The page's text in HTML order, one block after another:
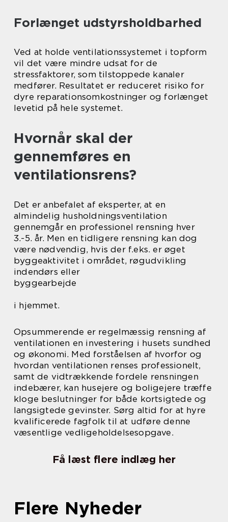
Forlænget udstyrsholdbarhed
Ved at holde ventilationssystemet i topform
vil det være mindre udsat for de
stressfaktorer, som tilstoppede kanaler
medfører. Resultatet er reduceret risiko for
dyre reparationsomkostninger og forlænget
levetid på hele systemet.
Hvornår skal der
gennemføres en
ventilationsrens?
Det er anbefalet af eksperter, at en
almindelig husholdningsventilation
gennemgår en professionel rensning hver
3.-5. år. Men en tidligere rensning kan dog
være nødvendig, hvis der f.eks. er øget
byggeaktivitet i området, røgudvikling
indendørs eller
byggearbejde
i hjemmet.
Opsummerende er regelmæssig rensning af
ventilationen en investering i husets sundhed
og økonomi. Med forståelsen af hvorfor og
hvordan ventilationen renses professionelt,
samt de vidtrækkende fordele rensningen
indebærer, kan husejere og boligejere træffe
kloge beslutninger for både kortsigtede og
langsigtede gevinster. Sørg altid for at hyre
kvalificerede fagfolk til at udføre denne
væsentlige vedligeholdelsesopgave.
Få læst flere indlæg her
Flere Nyheder